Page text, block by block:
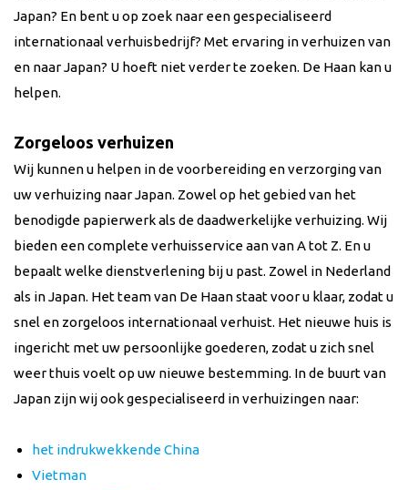
Japan? En bent u op zoek naar een gespecialiseerd
internationaal verhuisbedrijf? Met ervaring in verhuizen van
en naarJapan? U hoeft niet verder te zoeken. De Haan kan u
helpen.
Zorgeloos verhuizen
Wij kunnen u helpen in de voorbereiding en verzorging van
uw verhuizing naarJapan. Zowel op het gebied van het
benodigde papierwerk als de daadwerkelijke verhuizing. Wij
bieden een complete verhuisservice aan van A tot Z. En u
bepaalt welke dienstverlening bij u past. Zowel in Nederland
als inJapan. Het team van De Haan staat voor u klaar, zodat u
snel en zorgeloos internationaal verhuist. Het nieuwe huis is
ingericht met uw persoonlijke goederen, zodat u zich snel
weer thuis voelt op uw nieuwe bestemming. In de buurt van
Japan zijn wij ook gespecialiseerd in verhuizingen naar:
het indrukwekkende China
Vietman